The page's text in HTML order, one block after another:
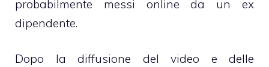
probabilmente messi online da un ex
dipendente.
Dopo la diffusione del video e delle